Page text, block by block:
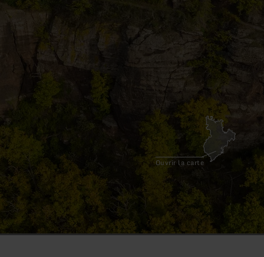
Ouvrir la carte